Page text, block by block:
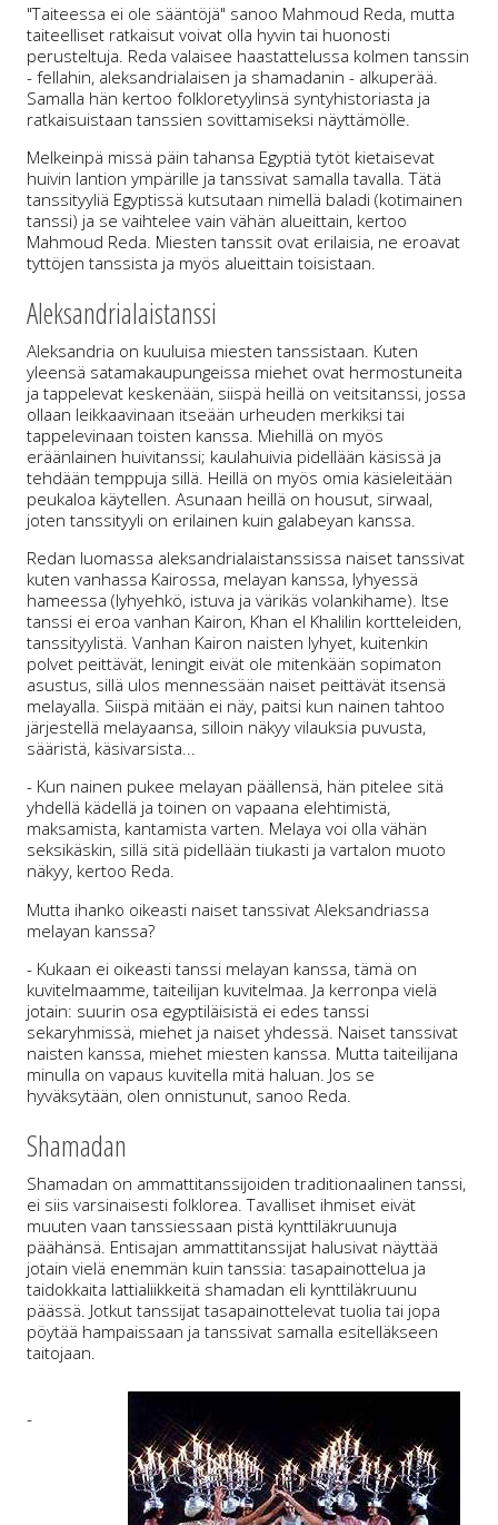
"Taiteessa ei ole sääntöjä" sanoo Mahmoud Reda, mutta
taiteelliset ratkaisut voivat olla hyvin tai huonosti
perusteltuja. Reda valaisee haastattelussa kolmen tanssin
- fellahin, aleksandrialaisen ja shamadanin - alkuperää.
Samalla hän kertoo folkloretyylinsä syntyhistoriasta ja
ratkaisuistaan tanssien sovittamiseksi näyttämölle.
Melkeinpä missä päin tahansa Egyptiä tytöt kietaisevat
huivin lantion ympärille ja tanssivat samalla tavalla. Tätä
tanssityyliä Egyptissä kutsutaan nimellä baladi (kotimainen
tanssi) ja se vaihtelee vain vähän alueittain, kertoo
Mahmoud Reda. Miesten tanssit ovat erilaisia, ne eroavat
tyttöjen tanssista ja myös alueittain toisistaan.
Aleksandrialaistanssi
Aleksandria on kuuluisa miesten tanssistaan. Kuten
yleensä satamakaupungeissa miehet ovat hermostuneita
ja tappelevat keskenään, siispä heillä on veitsitanssi, jossa
ollaan leikkaavinaan itseään urheuden merkiksi tai
tappelevinaan toisten kanssa. Miehillä on myös
eräänlainen huivitanssi; kaulahuivia pidellään käsissä ja
tehdään temppuja sillä. Heillä on myös omia käsieleitään
peukaloa käytellen. Asunaan heillä on housut, sirwaal,
joten tanssityyli on erilainen kuin galabeyan kanssa.
Redan luomassa aleksandrialaistanssissa naiset tanssivat
kuten vanhassa Kairossa, melayan kanssa, lyhyessä
hameessa (lyhyehkö, istuva ja värikäs volankihame). Itse
tanssi ei eroa vanhan Kairon, Khan el Khalilin kortteleiden,
tanssityylistä. Vanhan Kairon naisten lyhyet, kuitenkin
polvet peittävät, leningit eivät ole mitenkään sopimaton
asustus, sillä ulos mennessään naiset peittävät itsensä
melayalla. Siispä mitään ei näy, paitsi kun nainen tahtoo
järjestellä melayaansa, silloin näkyy vilauksia puvusta,
sääristä, käsivarsista...
- Kun nainen pukee melayan päällensä, hän pitelee sitä
yhdellä kädellä ja toinen on vapaana elehtimistä,
maksamista, kantamista varten. Melaya voi olla vähän
seksikäskin, sillä sitä pidellään tiukasti ja vartalon muoto
näkyy, kertoo Reda.
Mutta ihanko oikeasti naiset tanssivat Aleksandriassa
melayan kanssa?
- Kukaan ei oikeasti tanssi melayan kanssa, tämä on
kuvitelmaamme, taiteilijan kuvitelmaa. Ja kerronpa vielä
jotain: suurin osa egyptiläisistä ei edes tanssi
sekaryhmissä, miehet ja naiset yhdessä. Naiset tanssivat
naisten kanssa, miehet miesten kanssa. Mutta taiteilijana
minulla on vapaus kuvitella mitä haluan. Jos se
hyväksytään, olen onnistunut, sanoo Reda.
Shamadan
Shamadan on ammattitanssijoiden traditionaalinen tanssi,
ei siis varsinaisesti folklorea. Tavalliset ihmiset eivät
muuten vaan tanssiessaan pistä kynttiläkruunuja
päähänsä. Entisajan ammattitanssijat halusivat näyttää
jotain vielä enemmän kuin tanssia: tasapainottelua ja
taidokkaita lattialiikkeitä shamadan eli kynttiläkruunu
päässä. Jotkut tanssijat tasapainottelevat tuolia tai jopa
pöytää hampaissaan ja tanssivat samalla esitelläkseen
taitojaan.
-